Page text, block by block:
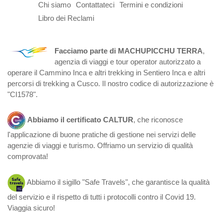
Chi siamo Contattateci
Termini e condizioni
Libro dei Reclami
Facciamo parte di MACHUPICCHU TERRA,
agenzia di viaggi e tour operator autorizzato a
operare il Cammino Inca e altri trekking in Sentiero Inca e altri
percorsi di trekking a Cusco. Il nostro codice di autorizzazione è
"CI1578".
Abbiamo il certificato CALTUR, che riconosce
l'applicazione di buone pratiche di gestione nei servizi delle
agenzie di viaggi e turismo. Offriamo un servizio di qualità
comprovata!
Abbiamo il sigillo "Safe Travels", che garantisce la qualità
del servizio e il rispetto di tutti i protocolli contro il Covid 19.
Viaggia sicuro!